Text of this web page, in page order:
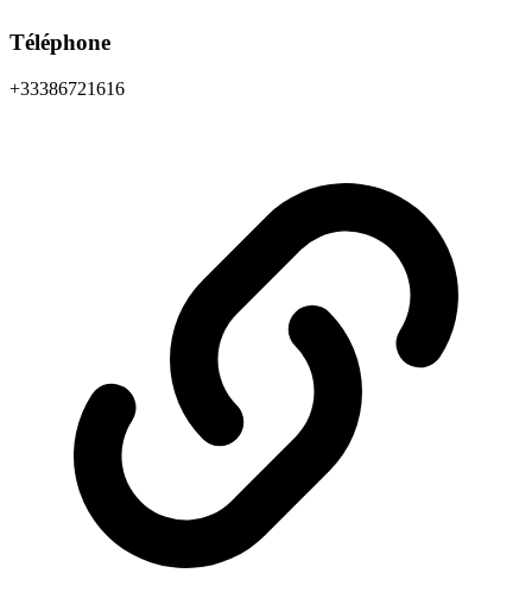
Téléphone
+33386721616